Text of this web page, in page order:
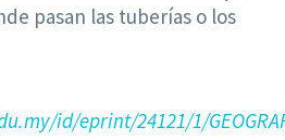
pasan las tuberías o los
id/eprint/24121/1/